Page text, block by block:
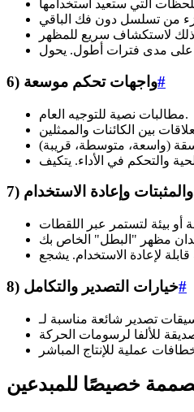
6) واجهات تحكم موسعة#
مطالبات نصية للتوجيه العام.
وإعادة الاستخدام
8) خيارات التصدير والتكامل#
خصيصًا للمبدعين